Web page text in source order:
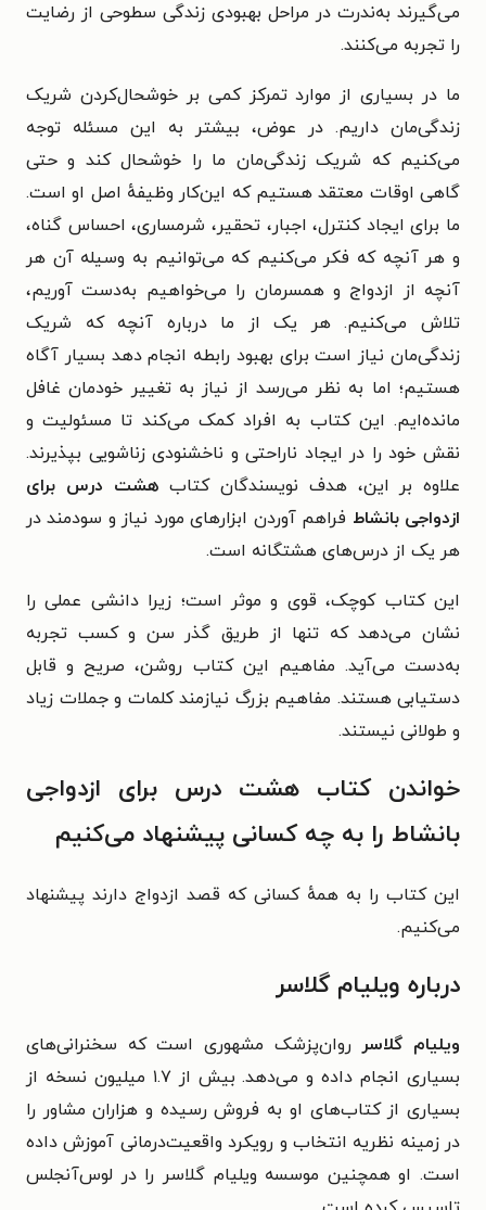
می‌گیرند به‌ندرت در مراحل بهبودی زندگی سطوحی از رضایت
را تجربه می‌کنند.
ما در بسیاری از موارد تمرکز کمی بر خوشحال‌کردن شریک
زندگی‌مان داریم. در عوض، بیشتر به این مسئله توجه
می‌کنیم که شریک زندگی‌مان ما را خوشحال کند و حتی
گاهی اوقات معتقد هستیم که این‌کار وظیفه‌ٔ اصل او است.
ما برای ایجاد کنترل، اجبار، تحقیر، شرمساری، احساس گناه،
و هر آنچه که فکر می‌کنیم که می‌توانیم به وسیله آن هر
آنچه از ازدواج و همسرمان را می‌خواهیم به‌دست آوریم،
تلاش می‌کنیم. هر یک از ما درباره آنچه که شریک
زندگی‌مان نیاز است برای بهبود رابطه‌ انجام دهد بسیار آگاه
هستیم؛ اما به نظر می‌رسد از نیاز به تغییر خودمان غافل
مانده‌ایم. این کتاب به افراد کمک می‌کند تا مسئولیت و
نقش خود را در ایجاد ناراحتی و ناخشنودی زناشویی بپذیرند.
علاوه بر این، هدف نویسندگان کتاب هشت درس برای
ازدواجی بانشاط فراهم آوردن ابزارهای مورد نیاز و سودمند در
هر یک از درس‌های هشتگانه است.
این کتاب کوچک، قوی و موثر است؛ زیرا دانشی عملی را
نشان می‌دهد که تنها از طریق گذر سن و کسب تجربه
به‌دست می‌آید. مفاهیم این کتاب روشن، صریح و قابل
دستیابی هستند. مفاهیم بزرگ نیازمند کلمات و جملات زیاد
و طولانی نیستند.
خواندن کتاب هشت درس برای ازدواجی
بانشاط را به چه کسانی پیشنهاد می‌کنیم
این کتاب را به همهٔ کسانی که قصد ازدواج دارند پیشنهاد
می‌کنیم.
درباره ویلیام گلاسر
ویلیام گلاسر روان‌پزشک مشهوری است که سخنرانی‌های
بسیاری انجام داده و می‌دهد. بیش از ۱.۷ میلیون نسخه از
بسیاری از کتاب‌های او به فروش رسیده و هزاران مشاور را
در زمینه نظریه انتخاب و رویکرد واقعیت‌درمانی آموزش داده
است. او همچنین موسسه ویلیام گلاسر را در لوس‌آنجلس